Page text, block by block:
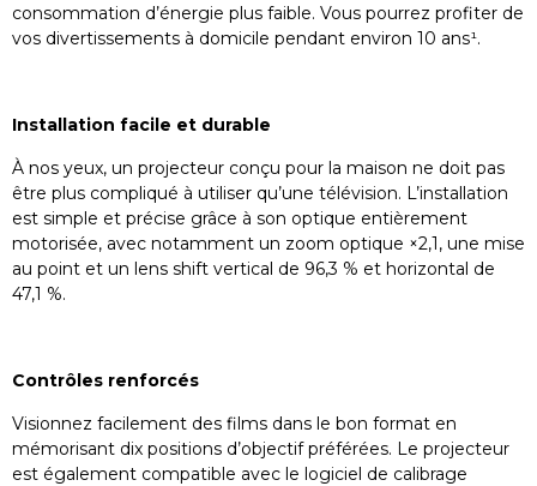
consommation d’énergie plus faible. Vous pourrez profiter de
vos divertissements à domicile pendant environ 10 ans¹.
Installation facile et durable
À nos yeux, un projecteur conçu pour la maison ne doit pas
être plus compliqué à utiliser qu’une télévision. L’installation
est simple et précise grâce à son optique entièrement
motorisée, avec notamment un zoom optique ×2,1, une mise
au point et un lens shift vertical de 96,3 % et horizontal de
47,1 %.
Contrôles renforcés
Visionnez facilement des films dans le bon format en
mémorisant dix positions d’objectif préférées. Le projecteur
est également compatible avec le logiciel de calibrage